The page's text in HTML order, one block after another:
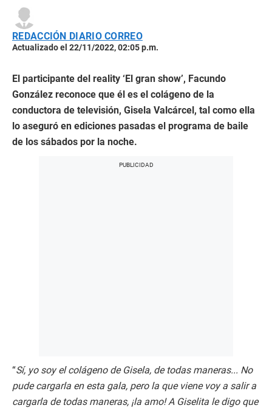
REDACCIÓN DIARIO CORREO
Actualizado el 22/11/2022, 02:05 p.m.
El participante del reality ‘El gran show’, Facundo
González reconoce que él es el colágeno de la
conductora de televisión, Gisela Valcárcel, tal como ella
lo aseguró en ediciones pasadas el programa de baile
de los sábados por la noche.
“Sí, yo soy el colágeno de Gisela, de todas maneras... No
pude cargarla en esta gala, pero la que viene voy a salir a
cargarla de todas maneras, ¡la amo! A Giselita le digo que